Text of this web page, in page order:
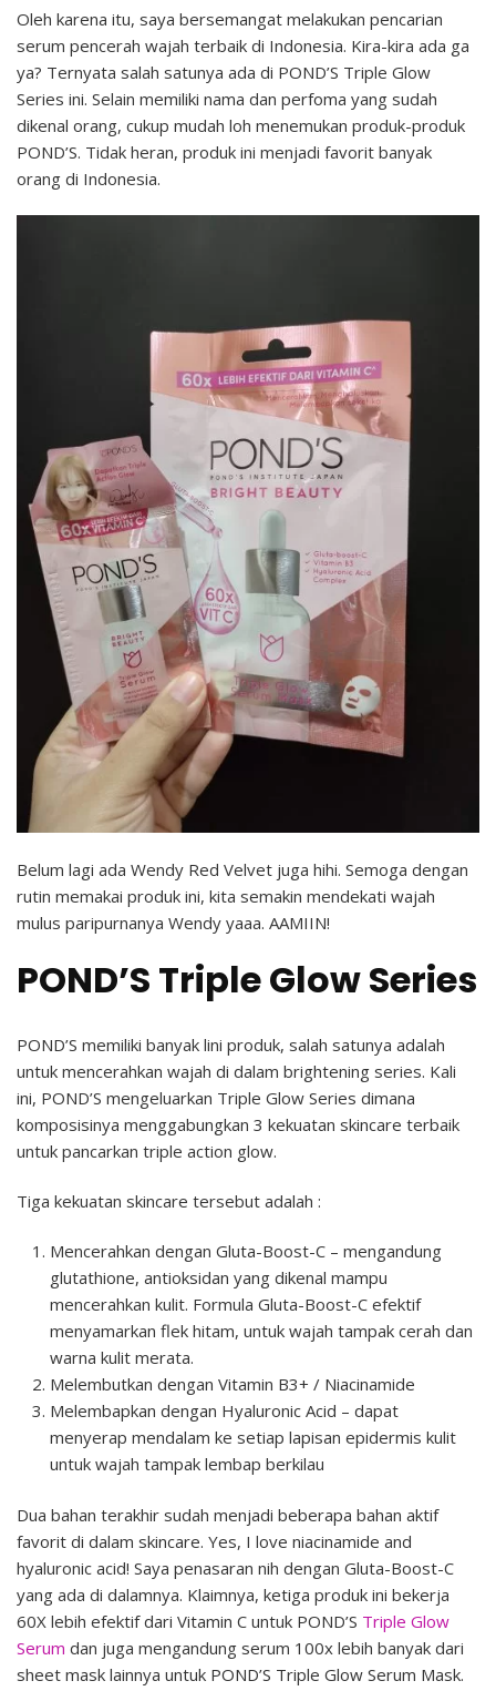
Oleh karena itu, saya bersemangat melakukan pencarian
serum pencerah wajah terbaik di Indonesia. Kira-kira ada ga
ya? Ternyata salah satunya ada di POND’S Triple Glow
Series ini. Selain memiliki nama dan perfoma yang sudah
dikenal orang, cukup mudah loh menemukan produk-produk
POND’S. Tidak heran, produk ini menjadi favorit banyak
orang di Indonesia.
Belum lagi ada Wendy Red Velvet juga hihi. Semoga dengan
rutin memakai produk ini, kita semakin mendekati wajah
mulus paripurnanya Wendy yaaa. AAMIIN!
POND’S Triple Glow Series
POND’S memiliki banyak lini produk, salah satunya adalah
untuk mencerahkan wajah di dalam brightening series. Kali
ini, POND’S mengeluarkan Triple Glow Series dimana
komposisinya menggabungkan 3 kekuatan skincare terbaik
untuk pancarkan triple action glow.
Tiga kekuatan skincare tersebut adalah :
Mencerahkan dengan Gluta-Boost-C – mengandung
glutathione, antioksidan yang dikenal mampu
mencerahkan kulit. Formula Gluta-Boost-C efektif
menyamarkan flek hitam, untuk wajah tampak cerah dan
warna kulit merata.
Melembutkan dengan Vitamin B3+ / Niacinamide
Melembapkan dengan Hyaluronic Acid – dapat
menyerap mendalam ke setiap lapisan epidermis kulit
untuk wajah tampak lembap berkilau
Dua bahan terakhir sudah menjadi beberapa bahan aktif
favorit di dalam skincare. Yes, I love niacinamide and
hyaluronic acid! Saya penasaran nih dengan Gluta-Boost-C
yang ada di dalamnya. Klaimnya, ketiga produk ini bekerja
60X lebih efektif dari Vitamin C untuk POND’S Triple Glow
Serum dan juga mengandung serum 100x lebih banyak dari
sheet mask lainnya untuk POND’S Triple Glow Serum Mask.